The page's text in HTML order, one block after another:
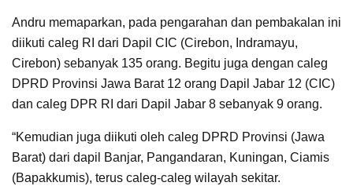
Andru memaparkan, pada pengarahan dan pembakalan ini
diikuti caleg RI dari Dapil CIC (Cirebon, Indramayu,
Cirebon) sebanyak 135 orang. Begitu juga dengan caleg
DPRD Provinsi Jawa Barat 12 orang Dapil Jabar 12 (CIC)
dan caleg DPR RI dari Dapil Jabar 8 sebanyak 9 orang.
“Kemudian juga diikuti oleh caleg DPRD Provinsi (Jawa
Barat) dari dapil Banjar, Pangandaran, Kuningan, Ciamis
(Bapakkumis), terus caleg-caleg wilayah sekitar.